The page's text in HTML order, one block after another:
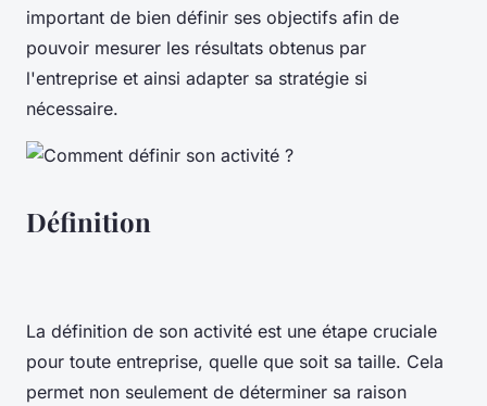
important de bien définir ses objectifs afin de
pouvoir mesurer les résultats obtenus par
l'entreprise et ainsi adapter sa stratégie si
nécessaire.
Définition
La définition de son activité est une étape cruciale
pour toute entreprise, quelle que soit sa taille. Cela
permet non seulement de déterminer sa raison